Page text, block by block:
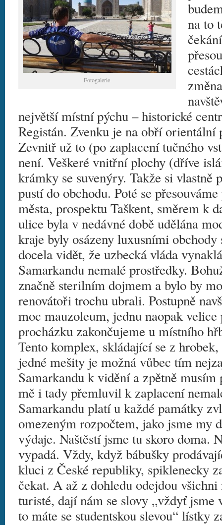
Fotogalerie
na to
největší místní pýchu – historické
Registán. Zvenku je na obří orientální
Zevnitř už to (po zaplacení tučného
není. Veškeré vnitřní plochy (dříve
krámky se suvenýry. Takže si vlastně
pustí do obchodu. Poté se
města, prospektu Taškent, směrem k
ulice byla v nedávné době udělána
kraje byly osázeny luxusními
docela vidět, že uzbecká vláda
Samarkandu nemalé prostředky.
značně sterilním dojmem a bylo by
renovátoři trochu ubrali. Postupně
moc mauzoleum, jednu naopak
procházku zakončujeme u místního
Tento komplex, skládající se z
jedné mešity je možná vůbec tím
Samarkandu k vidění a zpětně musím
mě i tady přemluvil k zaplacení
Samarkandu platí u každé památky
omezeným rozpočtem, jako jsme my
výdaje. Naštěstí jsme tu skoro doma.
vypadá. Vždy, když bábušky
kluci z České republiky, spiklenecky
čekat. A až z dohledu odejdou
turisté, dají nám se slovy „vždyť jsme
to máte se studentskou slevou“ lístky